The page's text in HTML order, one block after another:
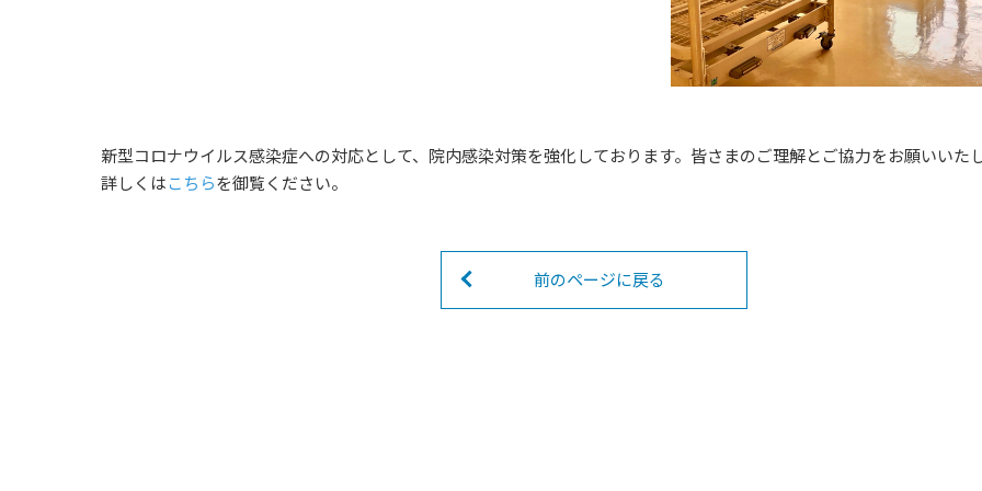
新型コロナウイルス感染症への対応として、院内感染対策を強化しております。皆さまのご理解とご協力をお願いいた
詳しくはこちらを御覧ください。
前のページに戻る